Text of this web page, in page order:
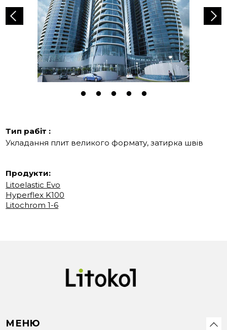
Тип рабіт :
Укладання плит великого формату, затирка швів
Продукти:
Litoelastic Evo
Hyperflex K100
Litochrom 1-6
МЕНЮ